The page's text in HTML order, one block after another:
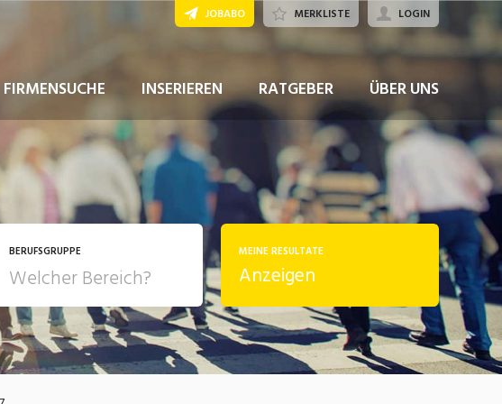
FIRMENSUCHE INSERIEREN RATGEBER ÜBER UNS
JOBABO MERKLISTE LOGIN
POSITION
BERUFSGRUPPE
Kunst, Design, Soziale
Sport
Logistik, Transport,
MEINE RESULTATE
Anzeigen
JETZT BEWERBEN